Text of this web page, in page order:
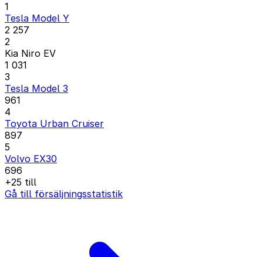
1
Tesla Model Y
2 257
2
Kia Niro EV
1 031
3
Tesla Model 3
961
4
Toyota Urban Cruiser
897
5
Volvo EX30
696
+25 till
Gå till försäljningsstatistik